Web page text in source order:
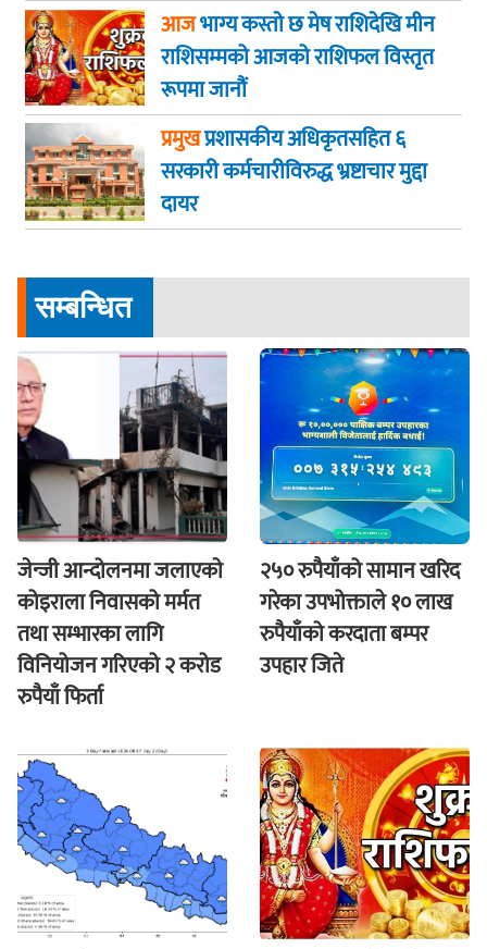
आजभाग्य कस्ताे छ मेष राशिदेखि मीन
राशिसम्मको आजको राशिफल विस्तृत
रूपमा जानौं
प्रमुखप्रशासकीय अधिकृतसहित ६
सरकारी कर्मचारीविरुद्ध भ्रष्टाचार मुद्दा
दायर
सम्बन्धित
जेन्जी आन्दोलनमा जलाएकाे
कोइराला निवासको मर्मत
तथा सम्भारका लागि
विनियोजन गरिएको २ करोड
रुपैयाँ फिर्ता
२५० रुपैयाँको सामान खरिद
गरेका उपभोक्ताले १० लाख
रुपैयाँको करदाता बम्पर
उपहार जिते